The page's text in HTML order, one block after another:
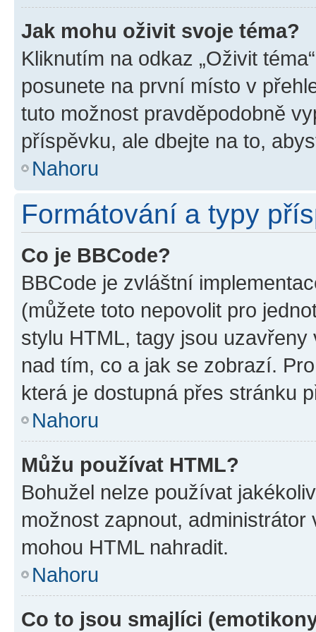
Jak mohu oživit svoje téma?
Kliknutím na odkaz „Oživit
posunete na první místo v
tuto možnost pravděpodobně
příspěvku, ale dbejte na to,
Nahoru
Formátování a typy
Co je BBCode?
BBCode je zvláštní
(můžete toto nepovolit pro
stylu HTML, tagy jsou
nad tím, co a jak se zobrazí.
která je dostupná přes stránku
Nahoru
Můžu používat HTML?
Bohužel nelze používat
možnost zapnout,
mohou HTML nahradit.
Nahoru
Co to jsou smajlíci